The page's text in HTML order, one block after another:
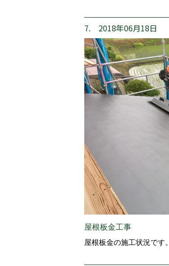
7. 2018年06月18日
屋根板金工事
屋根板金の施工状況です。